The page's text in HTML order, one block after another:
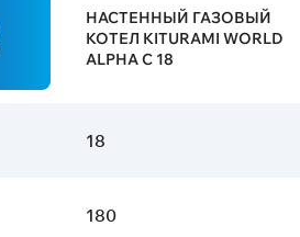
НАСТЕННЫЙ ГАЗОВЫЙ
КОТЕЛ KITURAMI WORLD
ALPHA С 18
18
180